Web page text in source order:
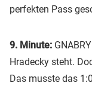
perfekten Pass
9. Minute:
Hradecky steht.
Das musste das